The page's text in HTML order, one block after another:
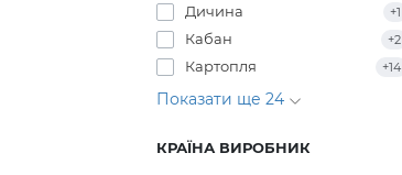
Дичина +1
Кабан +2
Картопля +14
Показати ще 24
КРАЇНА ВИРОБНИК